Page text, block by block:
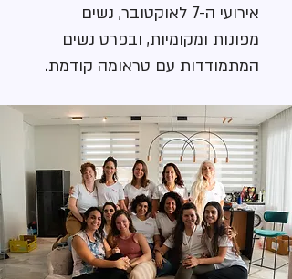
אירועי ה-7 לאוקטובר, נשים
מפונות ומקומיות, ובפרט נשים
המתמודדות עם טראומה קודמת.